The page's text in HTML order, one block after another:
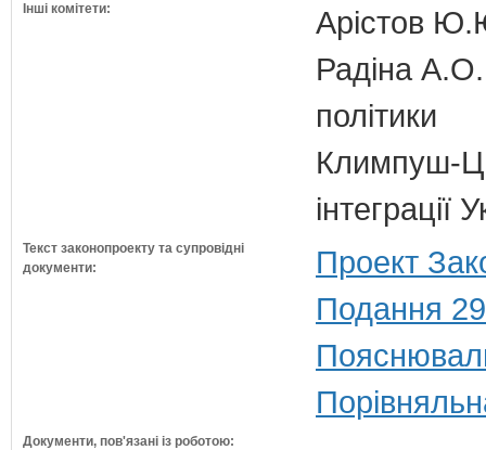
Інші комітети:
Арістов
Радіна А.О.
політики
Климпуш-
Текст законопроекту та супровідні
документи:
Проект
Подання
Документи, пов'язані із роботою: